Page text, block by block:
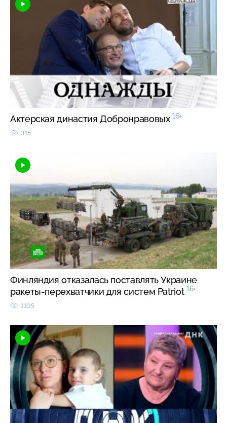
Актерская династия Добронравовых 16+
315
Финляндия отказалась поставлять Украине
ракеты-перехватчики для систем Patriot 16+
1105